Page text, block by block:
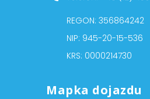
REGON: 356864242
NIP: 945-20-15-536
KRS: 0000214730
Mapka dojazdu